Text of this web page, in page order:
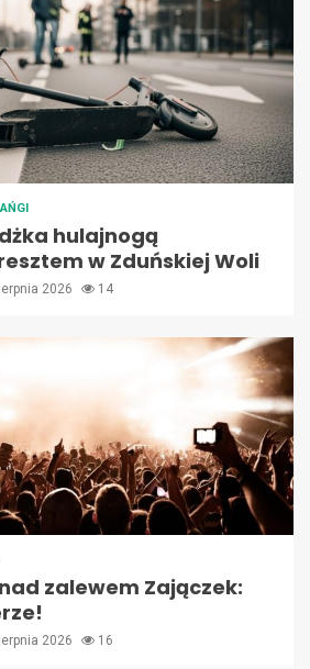
hulajnogą
w Zduńskiej Woli
2026 14
zalewem Zajączek:
2026 16